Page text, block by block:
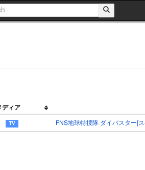
ディア
FNS地球特捜隊 ダイバスター[